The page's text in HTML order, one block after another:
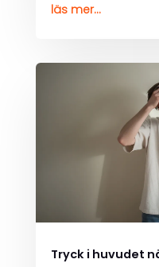
läs mer...
Tryck i huvudet